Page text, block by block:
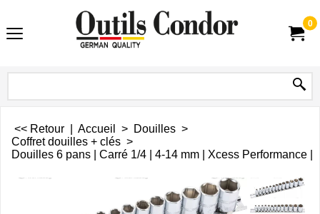
0
<< Retour Accueil > Douilles >
Coffret douilles + clés >
Douilles 6 pans | Carré 1/4 | 4-14 mm | Xcess Performance |